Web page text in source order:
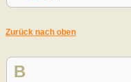
Zurück nach oben
B